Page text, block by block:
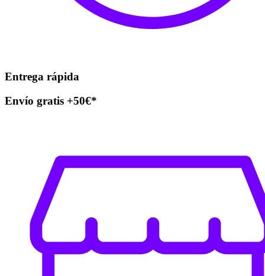
Entrega rápida
Envío gratis +50€*